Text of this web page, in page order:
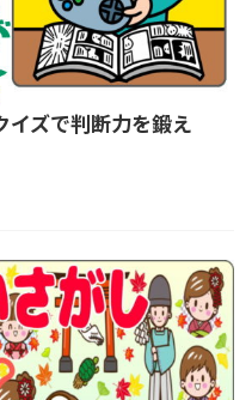
イズで判断力を鍛え